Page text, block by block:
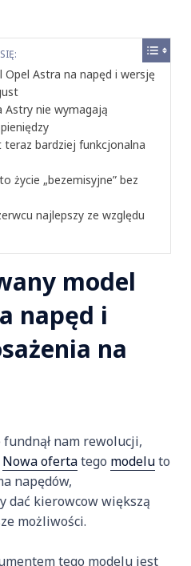
Astra na napęd i wersję
Astry nie wymagają
bardziej funkcjonalna
życie „bezemisyjne” bez
najlepszy ze względu
model
napęd i
na
fundnął nam rewolucji,
Nowa ofertatego modeluto
napędów,
dać kierowcow większą
możliwości.
tego modelu jest